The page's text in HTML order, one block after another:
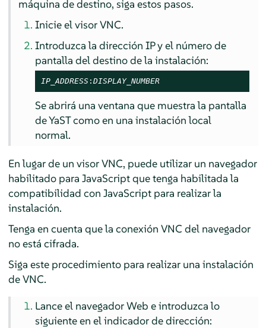
máquina de destino, siga estos pasos.
Inicie el visor VNC.
Introduzca la dirección IP y el número de
pantalla del destino de la instalación:
IP_ADDRESS :DISPLAY_NUMBER
Se abrirá una ventana que muestra la pantalla
de YaST como en una instalación local
normal.
En lugar de un visor VNC, puede utilizar un navegador
habilitado para JavaScript que tenga habilitada la
compatibilidad con JavaScript para realizar la
instalación.
Tenga en cuenta que la conexión VNC del navegador
no está cifrada.
Siga este procedimiento para realizar una instalación
de VNC.
Lance el navegador Web e introduzca lo
siguiente en el indicador de dirección: